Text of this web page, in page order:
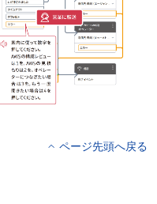
ページ先頭へ戻る